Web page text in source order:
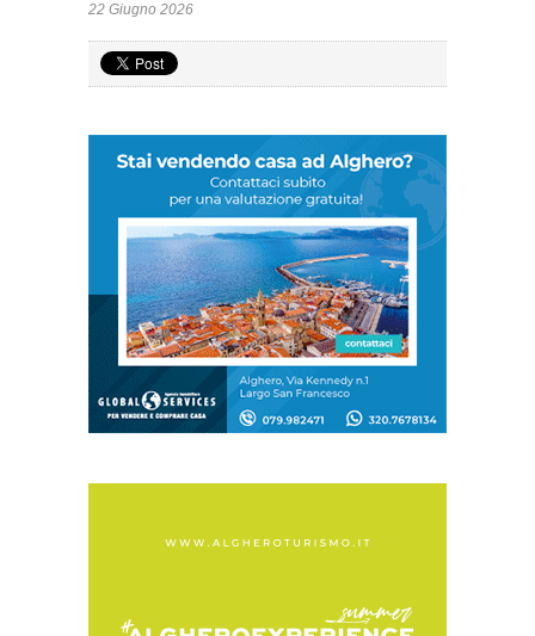
22 Giugno 2026